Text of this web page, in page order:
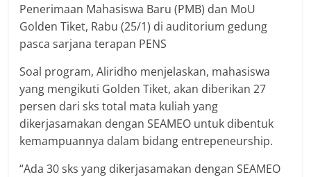
Penerimaan Mahasiswa Baru (PMB) dan MoU
Golden Tiket, Rabu (25/1) di auditorium gedung
pasca sarjana terapan PENS
Soal program, Aliridho menjelaskan, mahasiswa
yang mengikuti Golden Tiket, akan diberikan 27
persen dari sks total mata kuliah yang
dikerjasamakan dengan SEAMEO untuk dibentuk
kemampuannya dalam bidang entrepeneurship.
“Ada 30 sks yang dikerjasamakan dengan SEAMEO